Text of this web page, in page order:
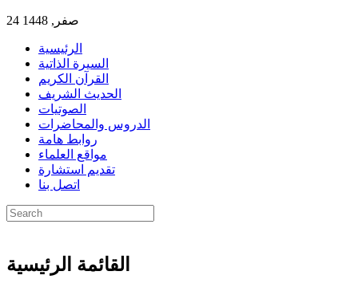
24 صفر, 1448
الرئيسية
السيرة الذاتية
القرآن الكريم
الحديث الشريف
الصوتيات
الدروس والمحاضرات
روابط هامة
مواقع العلماء
تقديم استشارة
اتصل بنا
القائمة الرئيسية